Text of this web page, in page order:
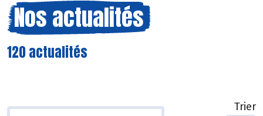
Nos actualités
120 actualités
Trier